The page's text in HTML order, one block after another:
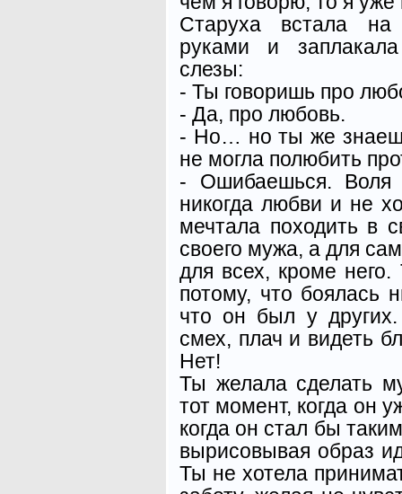
Старуха встала на
руками и
слезы:
- Ты говоришь про
- Да, про любовь.
- Но… но ты же
не могла полюбить
- Ошибаешься.
никогда любви и не
мечтала походить в
своего мужа, а для
для всех, кроме
потому, что боялась
что он был у
смех, плач и видеть
Нет!
Ты желала сделать
тот момент, когда он
когда он стал бы
вырисовывая образ
Ты не хотела